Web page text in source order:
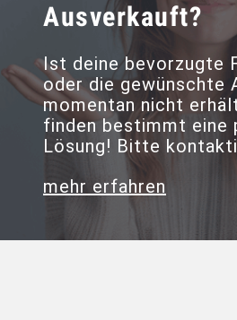
Ausverkauft?
Ist deine bevorzugte
oder die gewünschte
momentan nicht
finden bestimmt eine
Lösung! Bitte
mehr erfahren